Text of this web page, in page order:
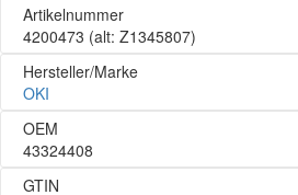
Artikelnummer
4200473 (alt: Z1345807)
Hersteller/Marke
OKI
OEM
43324408
GTIN